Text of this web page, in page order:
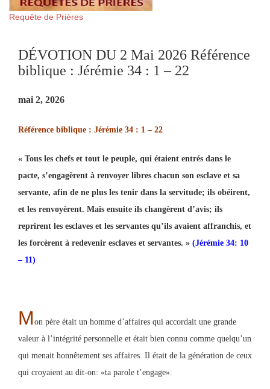
Requête de Prières
DÉVOTION DU 2 Mai 2026 Référence
biblique : Jérémie 34 : 1 – 22
mai 2, 2026
Référence biblique : Jérémie 34 : 1 – 22
« Tous les chefs et tout le peuple, qui étaient entrés dans le
pacte, s’engagèrent à renvoyer libres chacun son esclave et sa
servante, afin de ne plus les tenir dans la servitude; ils obéirent,
et les renvoyèrent. Mais ensuite ils changèrent d’avis; ils
reprirent les esclaves et les servantes qu’ils avaient affranchis, et
les forcèrent à redevenir esclaves et servantes. » (Jérémie 34: 10
– 11)
M on père était un homme d’affaires qui accordait une grande
valeur à l’intégrité personnelle et était bien connu comme quelqu’un
qui menait honnêtement ses affaires. Il était de la génération de ceux
qui croyaient au dit-on: «ta parole t’engage».